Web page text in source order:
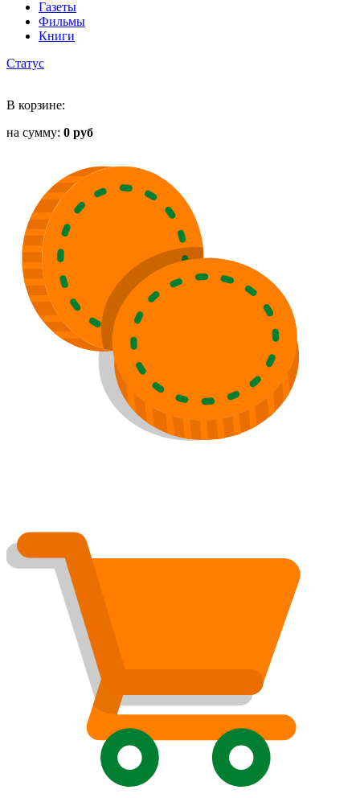
Газеты
Фильмы
Книги
Статус
В корзине:
на сумму: 0 руб